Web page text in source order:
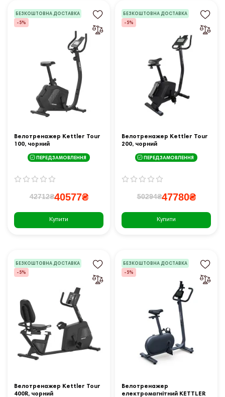
БЕЗКОШТОВНА ДОСТАВКА
-5%
Велотренажер Kettler Tour
100, чорний
ПЕРЕДЗАМОВЛЕННЯ
42712₴40577₴
Купити
БЕЗКОШТОВНА ДОСТАВКА
-5%
Велотренажер Kettler Tour
200, чорний
ПЕРЕДЗАМОВЛЕННЯ
50294₴47780₴
Купити
БЕЗКОШТОВНА ДОСТАВКА
-5%
Велотренажер Kettler Tour
400R, чорний
БЕЗКОШТОВНА ДОСТАВКА
-5%
Велотренажер
електромагнітний KETTLER